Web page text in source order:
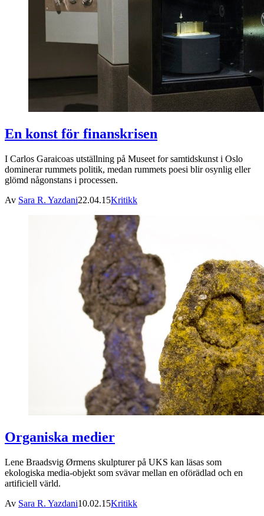
En konst för finanskrisen
I Carlos Garaicoas utställning på Museet for samtidskunst i Oslo
dominerar rummets politik, medan rummets poesi blir osynlig eller
glömd någonstans i processen.
Av Sara R. Yazdani22.04.15Kritikk
Organiska medier
Lene Braadsvig Ørmens skulpturer på UKS kan läsas som
ekologiska media-objekt som svävar mellan en oförädlad och en
artificiell värld.
Av Sara R. Yazdani10.02.15Kritikk